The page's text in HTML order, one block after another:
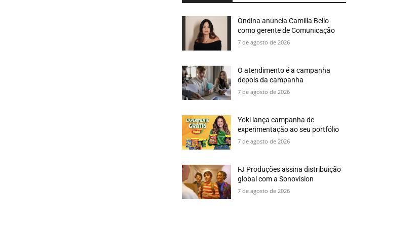
Ondina anuncia Camilla Bello
como gerente de Comunicação
7 de agosto de 2026
O atendimento é a campanha
depois da campanha
7 de agosto de 2026
Yoki lança campanha de
experimentação ao seu portfólio
7 de agosto de 2026
FJ Produções assina distribuição
global com a Sonovision
7 de agosto de 2026